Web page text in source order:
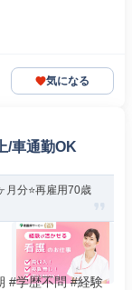
気になる
/車通勤OK
月分⭐再雇用70歳
#学歴不問 #経験